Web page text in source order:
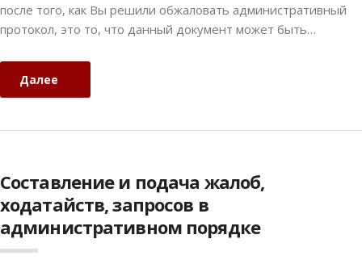
после того, как Вы решили обжаловать административный
протокол, это то, что данный документ может быть…
Далее
Составление и подача жалоб,
ходатайств, запросов в
административном порядке